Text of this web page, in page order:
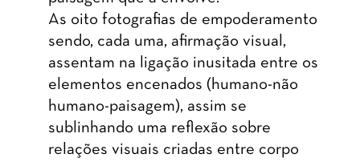
As oito fotografias de empoderamento
sendo, cada uma, afirmação visual,
assentam na ligação inusitada entre os
elementos encenados (humano-não
humano-paisagem), assim se
sublinhando uma reflexão sobre
relações visuais criadas entre corpo